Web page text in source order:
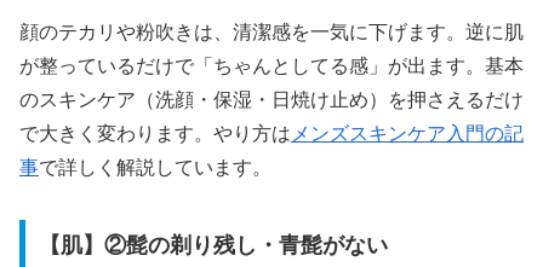
顔のテカリや粉吹きは、清潔感を一気に下げます。逆に肌
が整っているだけで「ちゃんとしてる感」が出ます。基本
のスキンケア（洗顔・保湿・日焼け止め）を押さえるだけ
で大きく変わります。やり方は メンズスキンケア入門の記
事で詳しく解説しています。
【肌】②髭の剃り残し・青髭がない